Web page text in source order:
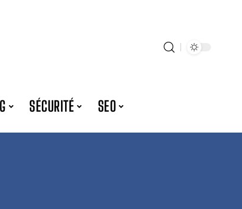
SÉCURITÉ SEO